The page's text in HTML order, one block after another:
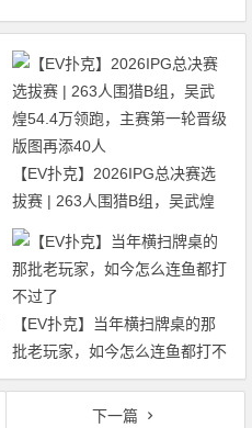
【EV扑克】2026IPG总决赛选
拔赛 | 263人围猎B组，吴武煌
54.4万领跑，主赛第一轮晋级版
【EV扑克】当年横扫牌桌的那
批老玩家，如今怎么连鱼都打不
过了
下一篇